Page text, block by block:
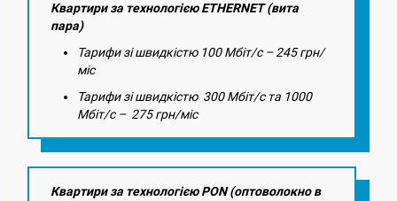
Квартири за технологією ETHERNET (вита
пара)
Тарифи зі швидкістю 100 Мбіт/с – 245 грн/
міс
Тарифи зі швидкістю 300 Мбіт/с та 1000
Мбіт/с – 275 грн/міс
Квартири за технологією PON (оптоволокно в